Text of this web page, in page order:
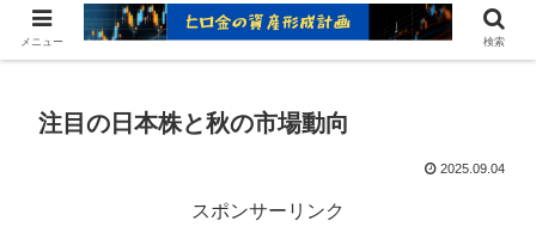
ヒロ金の資産形成レシピ：賢いお金の増やし方
注目の日本株と秋の市場動向
2025.09.04
スポンサーリンク
メニュー 検索